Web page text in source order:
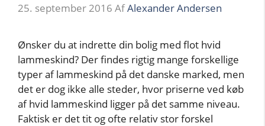
25. september 2016 AfAlexander Andersen
Ønsker du at indrette din bolig med flot hvid
lammeskind? Der findes rigtig mange forskellige
typer af lammeskind på det danske marked, men
det er dog ikke alle steder, hvor priserne ved køb
af hvid lammeskind ligger på det samme niveau.
Faktisk er det tit og ofte relativ stor forskel